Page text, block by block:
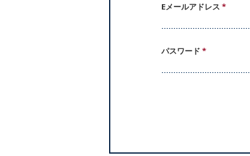
Eメールアドレス*
パスワード*